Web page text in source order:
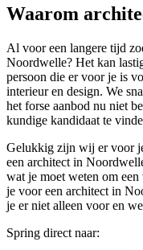
Waarom
Al voor een langere tijd
Noordwelle? Het kan
persoon die er voor je is
interieur en design. We
het forse aanbod nu niet
kundige kandidaat te
Gelukkig zijn wij er voor
een architect in
wat je moet weten om
je voor een architect in
je er niet alleen voor en
Spring direct naar: